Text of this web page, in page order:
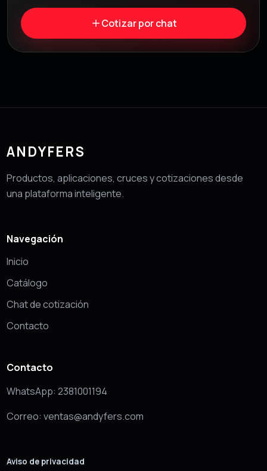
Cotizar por chat
ANDYFERS
Productos, aplicaciones, cruces y cotizaciones desde
una plataforma inteligente.
Navegación
Inicio
Catálogo
Chat de cotización
Contacto
Contacto
WhatsApp: 2381001194
Correo: ventas@andyfers.com
Aviso de privacidad